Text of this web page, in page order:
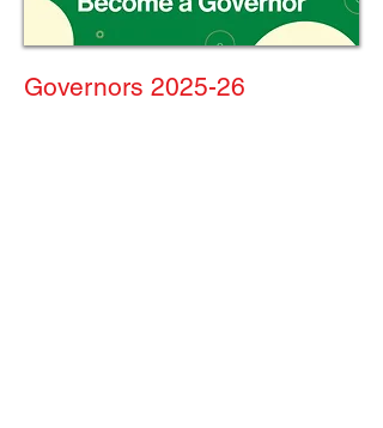
Governors 2025-26